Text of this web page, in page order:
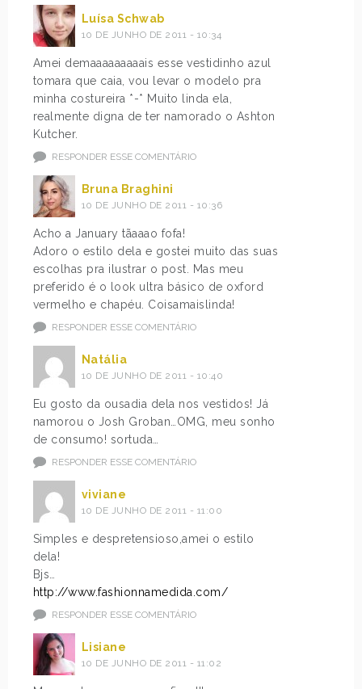
Luísa Schwab
10 DE JUNHO DE 2011 - 10:34
Amei demaaaaaaaaais esse vestidinho azul
tomara que caia, vou levar o modelo pra
minha costureira *-* Muito linda ela,
realmente digna de ter namorado o Ashton
Kutcher.
RESPONDER ESSE COMENTÁRIO
Bruna Braghini
10 DE JUNHO DE 2011 - 10:36
Acho a January tãaaao fofa!
Adoro o estilo dela e gostei muito das suas
escolhas pra ilustrar o post. Mas meu
preferido é o look ultra básico de oxford
vermelho e chapéu. Coisamaislinda!
RESPONDER ESSE COMENTÁRIO
Natália
10 DE JUNHO DE 2011 - 10:40
Eu gosto da ousadia dela nos vestidos! Já
namorou o Josh Groban…OMG, meu sonho
de consumo! sortuda…
RESPONDER ESSE COMENTÁRIO
viviane
10 DE JUNHO DE 2011 - 11:00
Simples e despretensioso,amei o estilo
dela!
Bjs…
http://www.fashionnamedida.com/
RESPONDER ESSE COMENTÁRIO
Lisiane
10 DE JUNHO DE 2011 - 11:02